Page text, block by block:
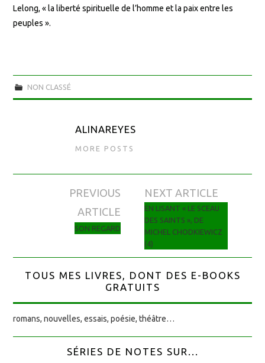
Lelong, « la liberté spirituelle de l’homme et la paix entre les
peuples ».
NON CLASSÉ
ALINAREYES
MORE POSTS
Navigation des articles
PREVIOUS
ARTICLE
SON REGARD
NEXT ARTICLE
EN LISANT « LE SCEAU
DES SAINTS », DE
MICHEL CHODKIEWICZ
(4)
TOUS MES LIVRES, DONT DES E-BOOKS
GRATUITS
romans, nouvelles, essais, poésie, théâtre…
SÉRIES DE NOTES SUR...